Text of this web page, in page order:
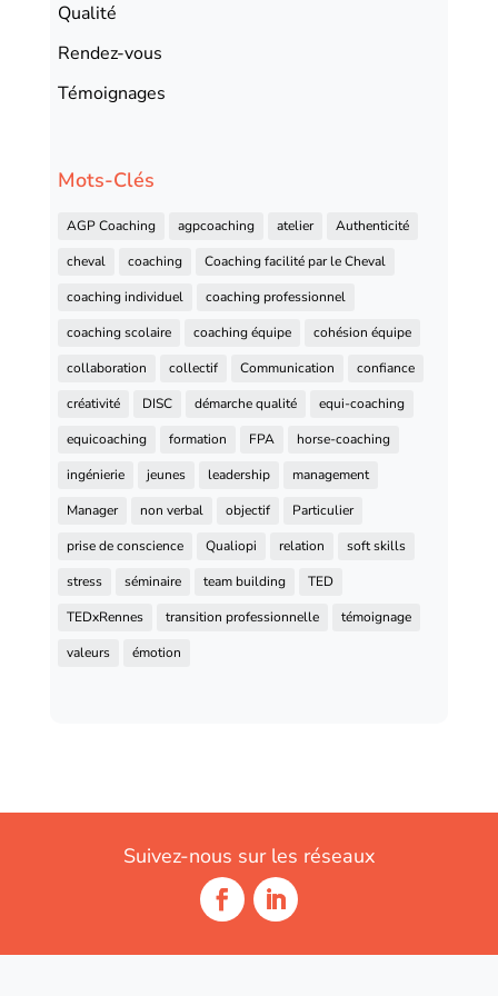
Qualité
Rendez-vous
Témoignages
Mots-Clés
AGP Coaching agpcoaching atelier
Authenticité
cheval
coaching
Coaching facilité par le Cheval
coaching individuel
coaching professionnel
coaching scolaire
coaching équipe
cohésion équipe
collaboration
collectif Communication
confiance
créativité
DISC démarche qualité
equi-coaching
equicoaching
formation FPA
horse-coaching
ingénierie
jeunes leadership
management
Manager
non verbal objectif
Particulier
prise de conscience
Qualiopi relation
soft skills
stress
séminaire team building
TED
TEDxRennes
transition professionnelle
témoignage
valeurs
émotion
Suivez-nous sur les réseaux